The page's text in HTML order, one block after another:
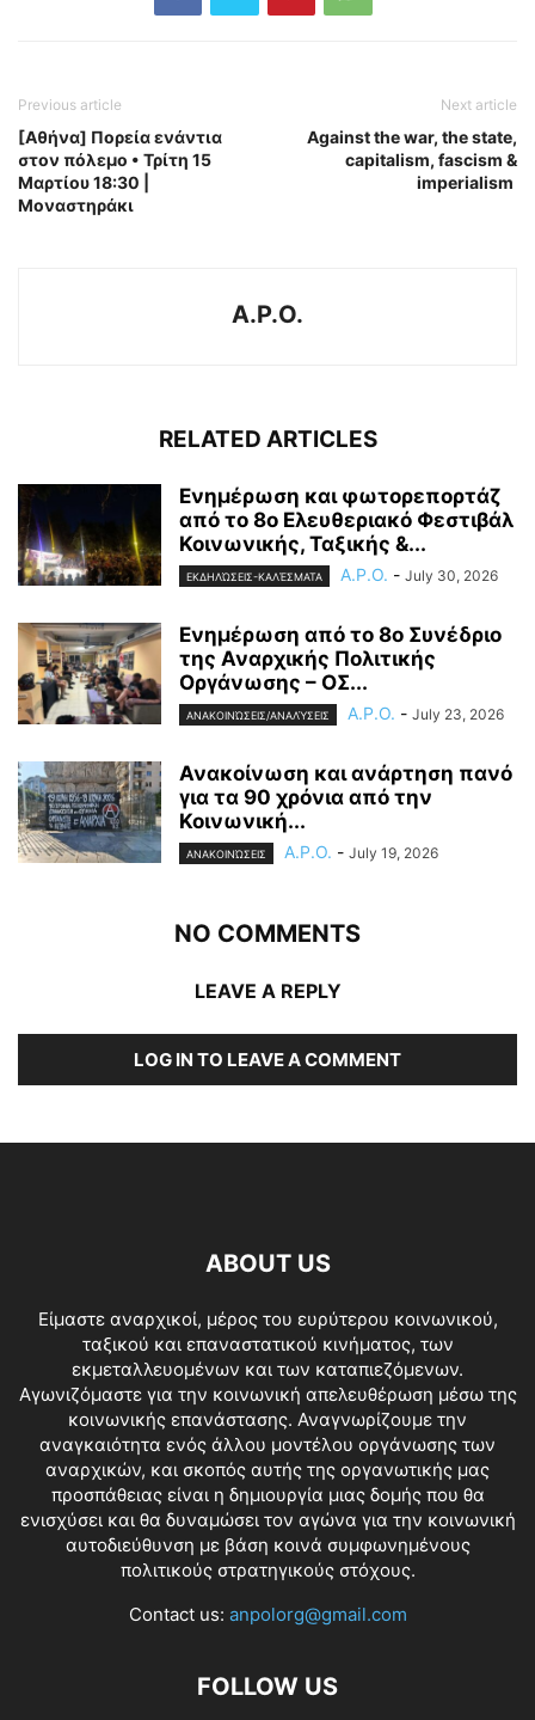
Previous article
[Αθήνα] Πορεία ενάντια
στον πόλεμο • Τρίτη 15
Μαρτίου 18:30 |
Μοναστηράκι
Next article
Against the war, the state,
capitalism, fascism &
imperialism
A.P.O.
RELATED ARTICLES
Ενημέρωση και φωτορεπορτάζ
από το 8ο Ελευθεριακό Φεστιβάλ
Κοινωνικής, Ταξικής &...
ΕΚΔΗΛΏΣΕΙΣ-ΚΑΛΈΣΜΑΤΑ A.P.O. - July 30, 2026
Ενημέρωση από το 8ο Συνέδριο
της Αναρχικής Πολιτικής
Οργάνωσης – ΟΣ...
ΑΝΑΚΟΙΝΏΣΕΙΣ/ΑΝΑΛΎΣΕΙΣ A.P.O. - July 23, 2026
Ανακοίνωση και ανάρτηση πανό
για τα 90 χρόνια από την
Κοινωνική...
ΑΝΑΚΟΙΝΏΣΕΙΣ A.P.O. - July 19, 2026
NO COMMENTS
LEAVE A REPLY
LOG IN TO LEAVE A COMMENT
ABOUT US
Είμαστε αναρχικοί, μέρος του ευρύτερου κοινωνικού,
ταξικού και επαναστατικού κινήματος, των
εκμεταλλευομένων και των καταπιεζόμενων.
Αγωνιζόμαστε για την κοινωνική απελευθέρωση μέσω της
κοινωνικής επανάστασης. Αναγνωρίζουμε την
αναγκαιότητα ενός άλλου μοντέλου οργάνωσης των
αναρχικών, και σκοπός αυτής της οργανωτικής μας
προσπάθειας είναι η δημιουργία μιας δομής που θα
ενισχύσει και θα δυναμώσει τον αγώνα για την κοινωνική
αυτοδιεύθυνση με βάση κοινά συμφωνημένους
πολιτικούς στρατηγικούς στόχους.
Contact us: anpolorg@gmail.com
FOLLOW US